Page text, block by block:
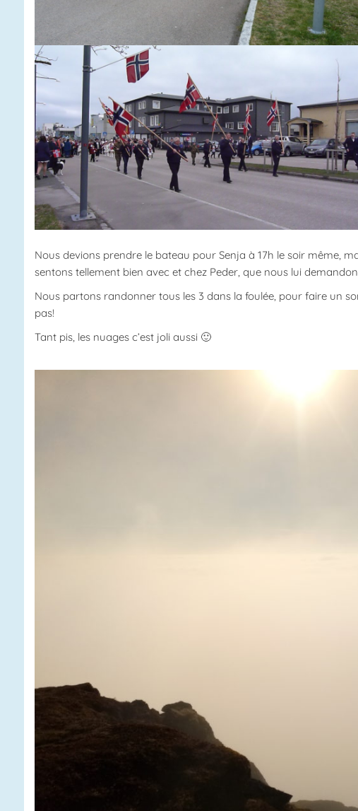
Nous devions prendre le bateau pour Senja à 17h le soir même,
sentons tellement bien avec et chez Peder, que nous lui
Nous partons randonner tous les 3 dans la foulée, pour faire un
pas!
Tant pis, les nuages c’est joli aussi 🙂